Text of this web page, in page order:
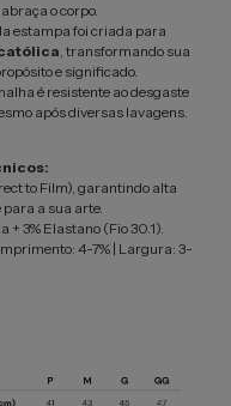
o corpo.
estampa foi criada para
, transformando sua
e significado.
é resistente ao desgaste
após diversas lavagens.
to Film), garantindo alta
a sua arte.
+ 3% Elastano (Fio 30.1).
4-7% | Largura: 3-